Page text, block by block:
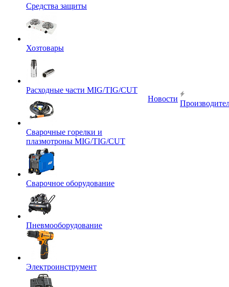
Средства защиты
Хозтовары
Расходные части MIG/TIG/CUT
Сварочные горелки и
плазмотроны MIG/TIG/CUT
Сварочное оборудование
Пневмооборудование
Электроинструмент
Новости